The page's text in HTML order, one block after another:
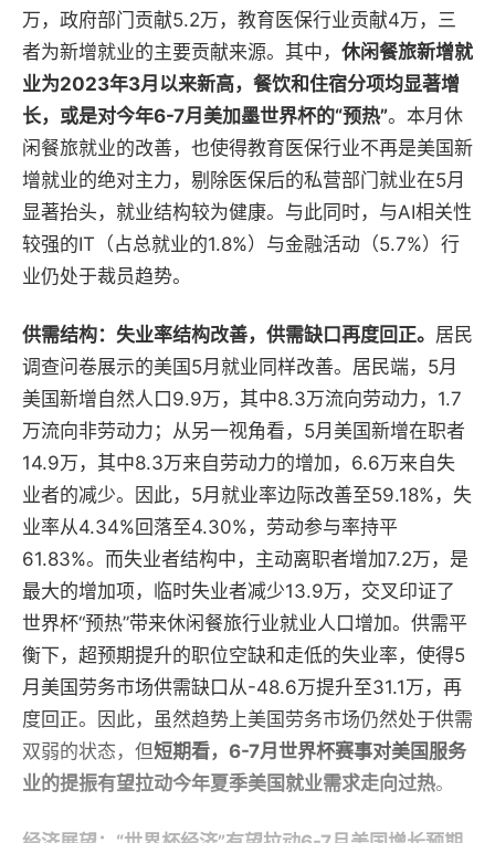
万，政府部门贡献5.2万，教育医保行业贡献4万，三
者为新增就业的主要贡献来源。其中， 休闲餐旅新增就
业为2023年3月以来新高，餐饮和住宿分项均显著增
长，或是对今年6-7月美加墨世界杯的“预热”。本月休
闲餐旅就业的改善，也使得教育医保行业不再是美国新
增就业的绝对主力，剔除医保后的私营部门就业在5月
显著抬头，就业结构较为健康。与此同时，与AI相关性
较强的IT（占总就业的1.8%）与金融活动（5.7%）行
业仍处于裁员趋势。
供需结构：失业率结构改善，供需缺口再度回正。 居民
调查问卷展示的美国5月就业同样改善。居民端，5月
美国新增自然人口9.9万，其中8.3万流向劳动力，1.7
万流向非劳动力；从另一视角看，5月美国新增在职者
14.9万，其中8.3万来自劳动力的增加，6.6万来自失
业者的减少。因此，5月就业率边际改善至59.18%，失
业率从4.34%回落至4.30%，劳动参与率持平
61.83%。而失业者结构中，主动离职者增加7.2万，是
最大的增加项，临时失业者减少13.9万，交叉印证了
世界杯“预热”带来休闲餐旅行业就业人口增加。供需平
衡下，超预期提升的职位空缺和走低的失业率，使得5
月美国劳务市场供需缺口从-48.6万提升至31.1万，再
度回正。因此，虽然趋势上美国劳务市场仍然处于供需
双弱的状态，但短期看，6-7月世界杯赛事对美国服务
业的提振有望拉动今年夏季美国就业需求走向过热。